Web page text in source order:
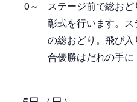
0～
ステージ前で総お
彰式を行います。
の総おどり。飛び
合優勝はだれの手